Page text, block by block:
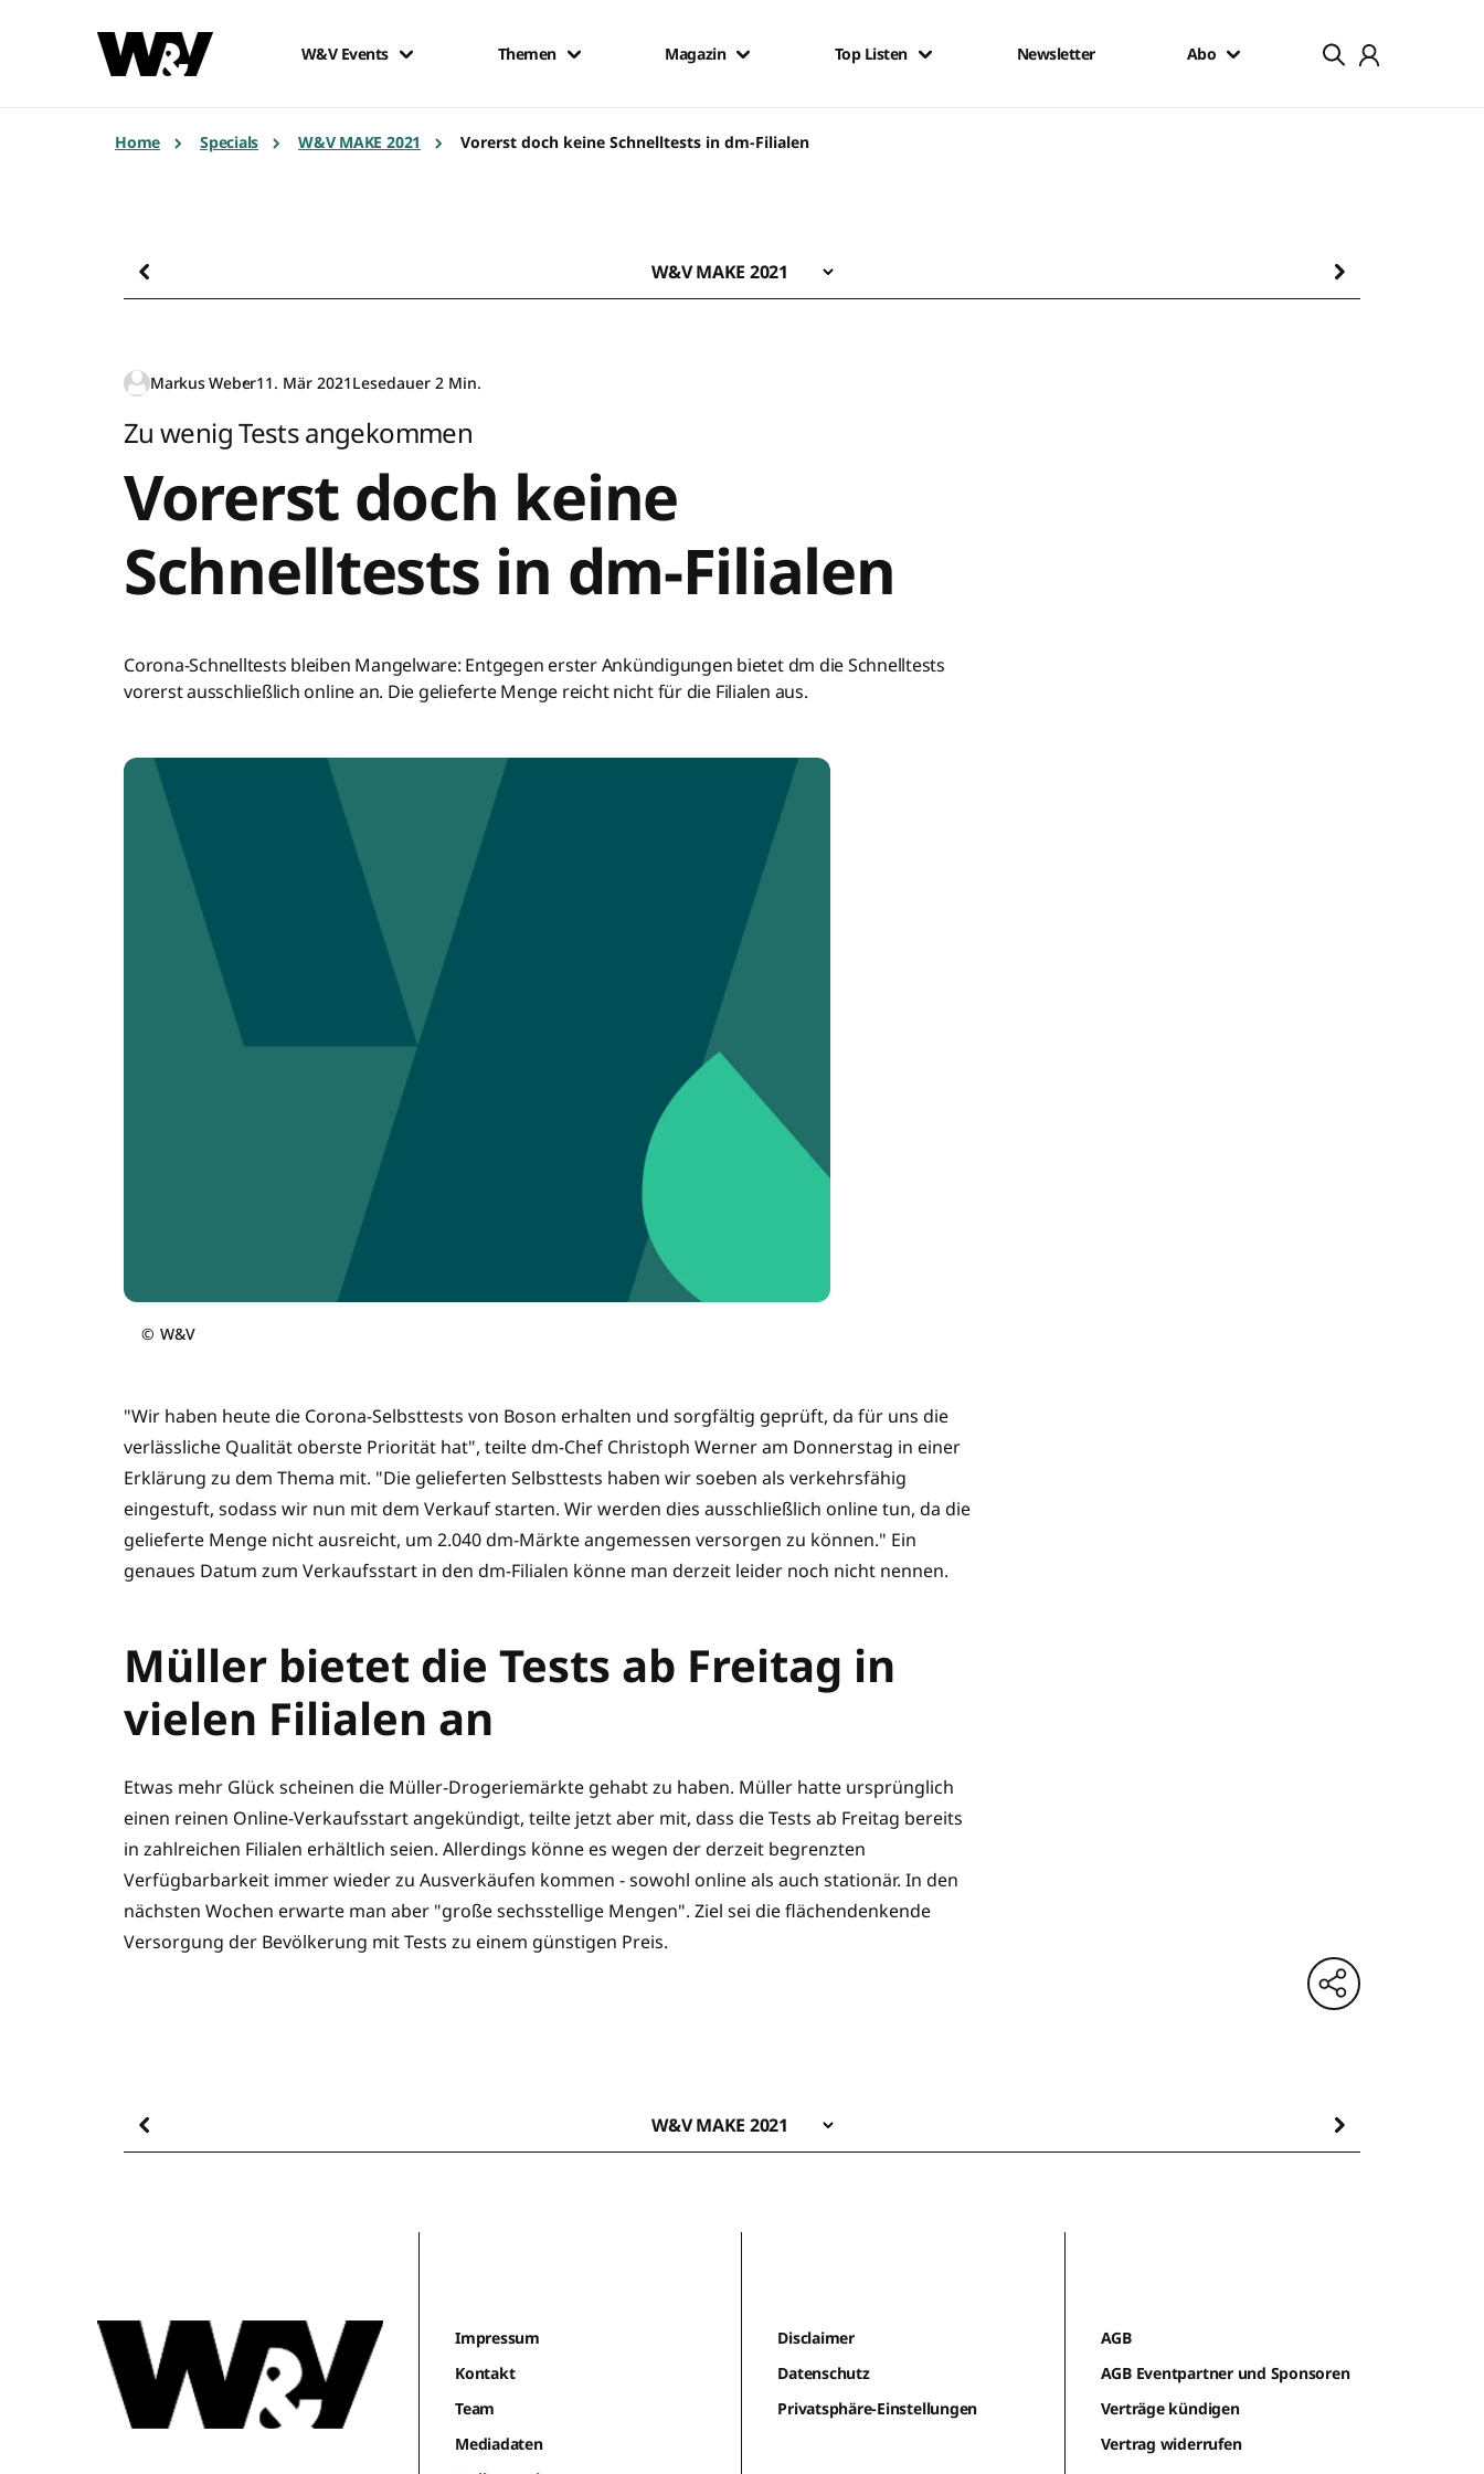
W&V Events Themen Magazin Top Listen Newsletter Abo
Home Specials W&V MAKE 2021 Vorerst doch keine Schnelltests in dm-Filialen
W&V MAKE 2021
Markus Weber11. Mär 2021Lesedauer 2 Min.
Zu wenig Tests angekommen
Vorerst doch keine
Schnelltests in dm-Filialen
Corona-Schnelltests bleiben Mangelware: Entgegen erster Ankündigungen bietet dm die Schnelltests
vorerst ausschließlich online an. Die gelieferte Menge reicht nicht für die Filialen aus.
© W&V
"Wir haben heute die Corona-Selbsttests von Boson erhalten und sorgfältig geprüft, da für uns die
verlässliche Qualität oberste Priorität hat", teilte dm-Chef Christoph Werner am Donnerstag in einer
Erklärung zu dem Thema mit. "Die gelieferten Selbsttests haben wir soeben als verkehrsfähig
eingestuft, sodass wir nun mit dem Verkauf starten. Wir werden dies ausschließlich online tun, da die
gelieferte Menge nicht ausreicht, um 2.040 dm-Märkte angemessen versorgen zu können." Ein
genaues Datum zum Verkaufsstart in den dm-Filialen könne man derzeit leider noch nicht nennen.
Müller bietet die Tests ab Freitag in
vielen Filialen an
Etwas mehr Glück scheinen die Müller-Drogeriemärkte gehabt zu haben. Müller hatte ursprünglich
einen reinen Online-Verkaufsstart angekündigt, teilte jetzt aber mit, dass die Tests ab Freitag bereits
in zahlreichen Filialen erhältlich seien. Allerdings könne es wegen der derzeit begrenzten
Verfügbarbarkeit immer wieder zu Ausverkäufen kommen - sowohl online als auch stationär. In den
nächsten Wochen erwarte man aber "große sechsstellige Mengen". Ziel sei die flächendenkende
Versorgung der Bevölkerung mit Tests zu einem günstigen Preis.
W&V MAKE 2021
Impressum
Kontakt
Team
Mediadaten
Disclaimer
Datenschutz
Privatsphäre-Einstellungen
AGB
AGB Eventpartner und Sponsoren
Verträge kündigen
Vertrag widerrufen